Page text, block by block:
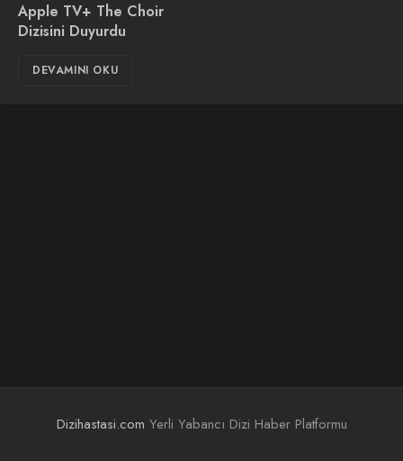
Apple TV+ The Choir
Dizisini Duyurdu
DEVAMINI OKU
Dizihastasi.com Yerli Yabancı Dizi Haber Platformu